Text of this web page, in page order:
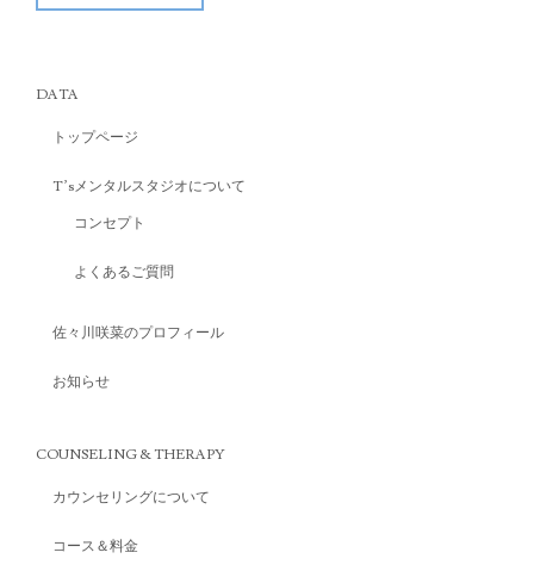
DATA
トップページ
T’sメンタルスタジオについて
コンセプト
よくあるご質問
佐々川咲菜のプロフィール
お知らせ
COUNSELING & THERAPY
カウンセリングについて
コース＆料金